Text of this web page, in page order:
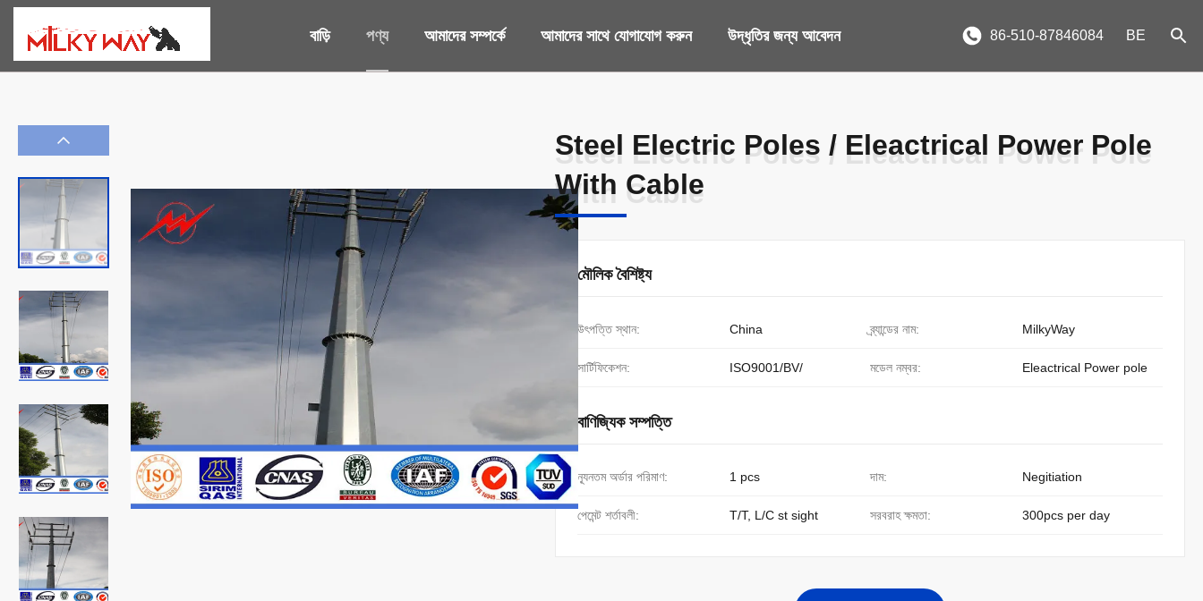
বাড়ি পণ্য আমাদের সম্পর্কে আমাদের সাথে যোগাযোগ করুন উদ্ধৃতির জন্য আবেদন 86-510-87846084 BE
Steel Electric Poles / Eleactrical Power Pole
With Cable
Steel Electric Poles / Eleactrical Power Pole
With Cable
মৌলিক বৈশিষ্ট্য
উৎপত্তি স্থান: China ব্র্যান্ডের নাম: MilkyWay
সার্টিফিকেশন: ISO9001/BV/ মডেল নম্বর: Eleactrical Power pole
বাণিজ্যিক সম্পত্তি
ন্যূনতম অর্ডার পরিমাণ: 1 pcs দাম: Negitiation
পেমেন্ট শর্তাবলী: T/T, L/C st sight সরবরাহ ক্ষমতা: 300pcs per day